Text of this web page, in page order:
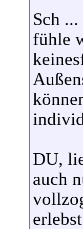
Sch
fühle
DU,
auch